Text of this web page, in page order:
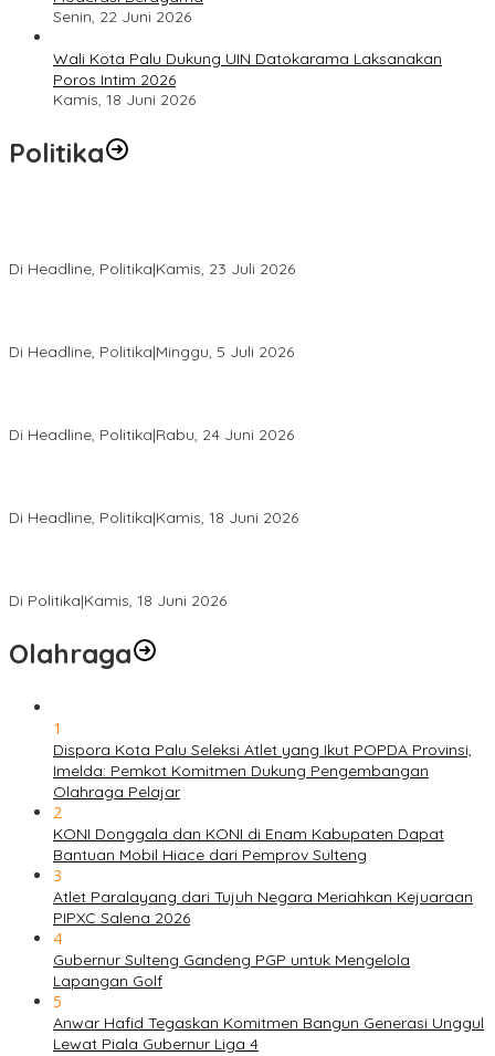
Senin, 22 Juni 2026
Wali Kota Palu Dukung UIN Datokarama Laksanakan
Poros Intim 2026
Kamis, 18 Juni 2026
Politika
Di Headline, Politika|Kamis, 23 Juli 2026
Di Headline, Politika|Minggu, 5 Juli 2026
Di Headline, Politika|Rabu, 24 Juni 2026
Di Headline, Politika|Kamis, 18 Juni 2026
Di Politika|Kamis, 18 Juni 2026
Olahraga
1
Dispora Kota Palu Seleksi Atlet yang Ikut POPDA Provinsi,
Imelda: Pemkot Komitmen Dukung Pengembangan
Olahraga Pelajar
2
KONI Donggala dan KONI di Enam Kabupaten Dapat
Bantuan Mobil Hiace dari Pemprov Sulteng
3
Atlet Paralayang dari Tujuh Negara Meriahkan Kejuaraan
PIPXC Salena 2026
4
Gubernur Sulteng Gandeng PGP untuk Mengelola
Lapangan Golf
5
Anwar Hafid Tegaskan Komitmen Bangun Generasi Unggul
Lewat Piala Gubernur Liga 4